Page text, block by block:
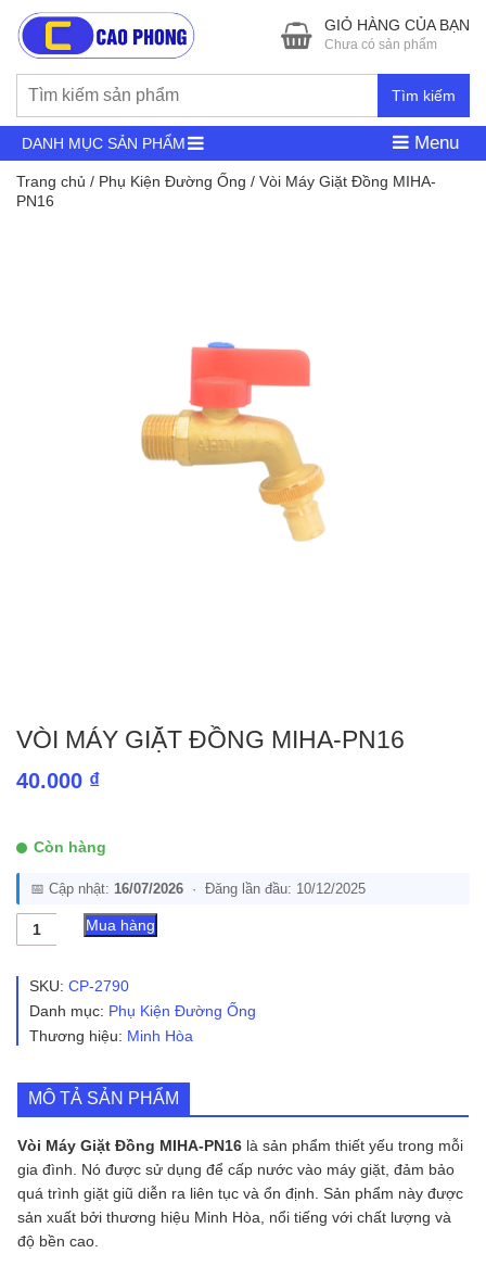
Tìm kiếm
GIỎ HÀNG CỦA BẠN
Chưa có sản phẩm
DANH MỤC SẢN PHẨM Menu
Trang chủ / Phụ Kiện Đường Ống / Vòi Máy Giặt Đồng MIHA-
PN16
VÒI MÁY GIẶT ĐỒNG MIHA-PN16
40.000 ₫
Còn hàng
📅 Cập nhật: 16/07/2026 · Đăng lần đầu: 10/12/2025
Vòi
Máy
Đồng
PN16
số
Mua hàng
SKU: CP-2790
Danh mục: Phụ Kiện Đường Ống
Thương hiệu: Minh Hòa
MÔ TẢ SẢN PHẨM
Vòi Máy Giặt Đồng MIHA-PN16 là sản phẩm thiết yếu trong mỗi
gia đình. Nó được sử dụng để cấp nước vào máy giặt, đảm bảo
quá trình giặt giũ diễn ra liên tục và ổn định. Sản phẩm này được
sản xuất bởi thương hiệu Minh Hòa, nổi tiếng với chất lượng và
độ bền cao.